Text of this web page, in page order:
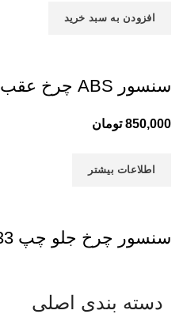
افزودن به سبد خرید
سنسور ABS چرخ عقب چپ سمند کروز
850,000 تومان
اطلاعات بیشتر
سنسور چرخ جلو چپ X33 اصلی
دسته بندی اصلی